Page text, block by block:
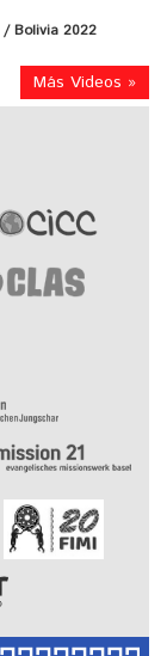
/ Bolivia 2022
Más Videos »